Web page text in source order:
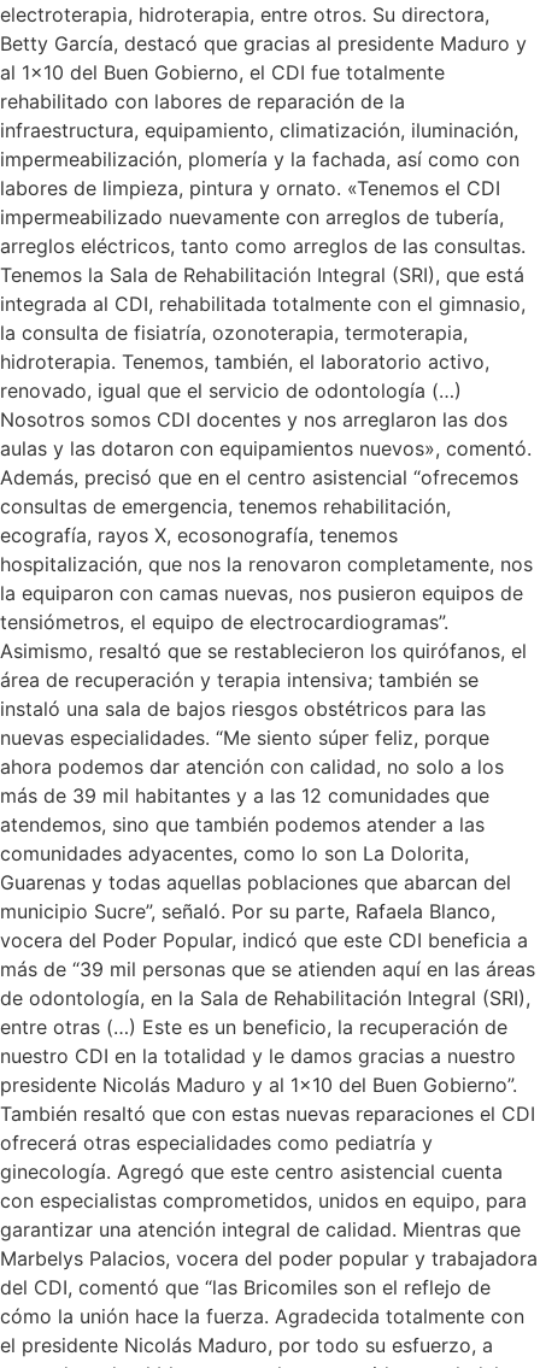
electroterapia, hidroterapia, entre otros. Su directora,
Betty García, destacó que gracias al presidente Maduro y
al 1×10 del Buen Gobierno, el CDI fue totalmente
rehabilitado con labores de reparación de la
infraestructura, equipamiento, climatización, iluminación,
impermeabilización, plomería y la fachada, así como con
labores de limpieza, pintura y ornato. «Tenemos el CDI
impermeabilizado nuevamente con arreglos de tubería,
arreglos eléctricos, tanto como arreglos de las consultas.
Tenemos la Sala de Rehabilitación Integral (SRI), que está
integrada al CDI, rehabilitada totalmente con el gimnasio,
la consulta de fisiatría, ozonoterapia, termoterapia,
hidroterapia. Tenemos, también, el laboratorio activo,
renovado, igual que el servicio de odontología (…)
Nosotros somos CDI docentes y nos arreglaron las dos
aulas y las dotaron con equipamientos nuevos», comentó.
Además, precisó que en el centro asistencial “ofrecemos
consultas de emergencia, tenemos rehabilitación,
ecografía, rayos X, ecosonografía, tenemos
hospitalización, que nos la renovaron completamente, nos
la equiparon con camas nuevas, nos pusieron equipos de
tensiómetros, el equipo de electrocardiogramas”.
Asimismo, resaltó que se restablecieron los quirófanos, el
área de recuperación y terapia intensiva; también se
instaló una sala de bajos riesgos obstétricos para las
nuevas especialidades. “Me siento súper feliz, porque
ahora podemos dar atención con calidad, no solo a los
más de 39 mil habitantes y a las 12 comunidades que
atendemos, sino que también podemos atender a las
comunidades adyacentes, como lo son La Dolorita,
Guarenas y todas aquellas poblaciones que abarcan del
municipio Sucre”, señaló. Por su parte, Rafaela Blanco,
vocera del Poder Popular, indicó que este CDI beneficia a
más de “39 mil personas que se atienden aquí en las áreas
de odontología, en la Sala de Rehabilitación Integral (SRI),
entre otras (…) Este es un beneficio, la recuperación de
nuestro CDI en la totalidad y le damos gracias a nuestro
presidente Nicolás Maduro y al 1×10 del Buen Gobierno”.
También resaltó que con estas nuevas reparaciones el CDI
ofrecerá otras especialidades como pediatría y
ginecología. Agregó que este centro asistencial cuenta
con especialistas comprometidos, unidos en equipo, para
garantizar una atención integral de calidad. Mientras que
Marbelys Palacios, vocera del poder popular y trabajadora
del CDI, comentó que “las Bricomiles son el reflejo de
cómo la unión hace la fuerza. Agradecida totalmente con
el presidente Nicolás Maduro, por todo su esfuerzo, a